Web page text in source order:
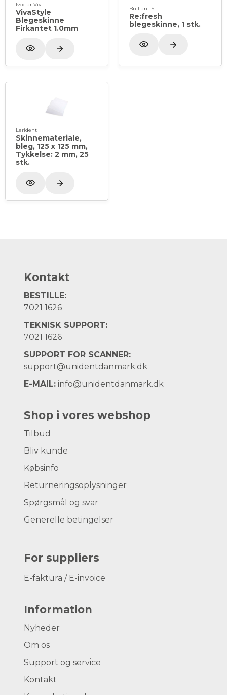
Ivoclar Vivadent
VivaStyle
Blegeskinne
Firkantet 1.0mm
Brilliant Smile
Re:fresh
blegeskinne, 1 stk.
Larident
Skinnemateriale,
bleg, 125 x 125 mm,
Tykkelse: 2 mm, 25
stk.
Kontakt
BESTILLE:
7021 1626
TEKNISK SUPPORT:
7021 1626
SUPPORT FOR SCANNER:
support@unidentdanmark.dk
E-MAIL: info@unidentdanmark.dk
Shop i vores webshop
Tilbud
Bliv kunde
Købsinfo
Returneringsoplysninger
Spørgsmål og svar
Generelle betingelser
For suppliers
E-faktura / E-invoice
Information
Nyheder
Om os
Support og service
Kontakt